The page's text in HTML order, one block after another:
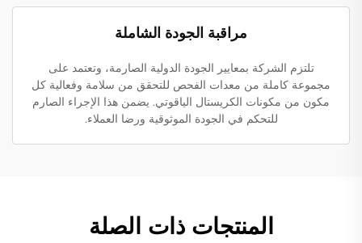
مراقبة الجودة الشاملة
تلتزم الشركة بمعايير الجودة الدولية الصارمة، وتعتمد على
مجموعة كاملة من معدات الفحص للتحقق من سلامة وفعالية كل
مكون من مكونات الكريستال الياقوتي. يضمن هذا الإجراء الصارم
للتحكم في الجودة الموثوقية ورضا العملاء.
المنتجات ذات الصلة